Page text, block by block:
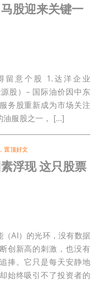
股迎来关键一
留意个股 1.达洋企业
源股）– 国际油价因中东
务股重新成为市场关注
油服股之一， […]
，置顶好文
浮现 这只股票
（AI）的光环，没有数据
创新高的刺激，也没有
捧。它只是每天安静地
始终吸引不了投资者的